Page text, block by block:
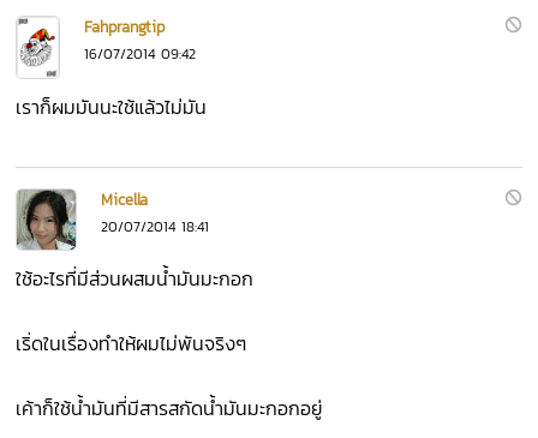
Fahprangtip
16/07/2014 09:42
เราก็ผมมันนะใช้แล้วไม่มัน
Micella
20/07/2014 18:41
ใช้อะไรที่มีส่วนผสมน้ำมันมะกอก
เริ่ดในเรื่องทำให้ผมไม่พันจริงๆ
เค้าก็ใช้น้ำมันที่มีสารสกัดน้ำมันมะกอกอยู่